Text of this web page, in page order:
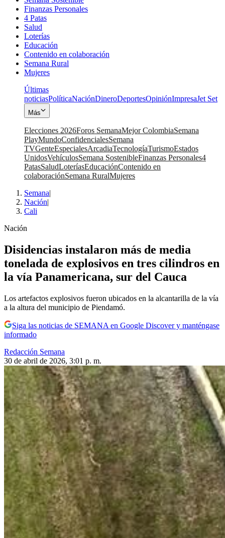
Finanzas Personales
4 Patas
Salud
Loterías
Educación
Contenido en colaboración
Semana Rural
Mujeres
Últimas
noticiasPolíticaNaciónDineroDeportesOpiniónImpresaJet Set
Más
Elecciones 2026Foros SemanaMejor ColombiaSemana
PlayMundoConfidencialesSemana
TVGenteEspecialesArcadiaTecnologíaTurismoEstados
UnidosVehículosSemana SostenibleFinanzas Personales4
PatasSaludLoteríasEducaciónContenido en
colaboraciónSemana RuralMujeres
Semana|
Nación|
Cali
Nación
Disidencias instalaron más de media
tonelada de explosivos en tres cilindros en
la vía Panamericana, sur del Cauca
Los artefactos explosivos fueron ubicados en la alcantarilla de la vía
a la altura del municipio de Piendamó.
Siga las noticias de SEMANA en Google Discover y manténgase
informado
Redacción Semana
30 de abril de 2026, 3:01 p. m.